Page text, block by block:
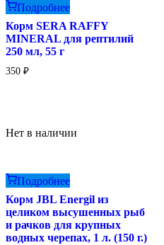
Подробнее
Корм SERA RAFFY
MINERAL для рептилий
250 мл, 55 г
350 ₽
Нет в наличии
Подробнее
Корм JBL Energil из
целиком высушенных рыб
и рачков для крупных
водных черепах, 1 л. (150 г.)